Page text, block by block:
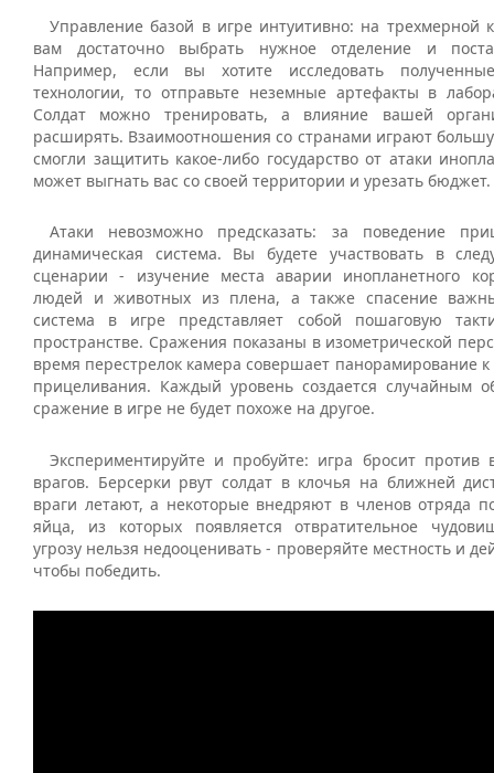
Управление базой в игре интуитивно: на трехмерной
вам достаточно выбрать нужное отделение и
Например, если вы хотите исследовать
технологии, то отправьте неземные артефакты в
Солдат можно тренировать, а влияние вашей
расширять. Взаимоотношения со странами играют
смогли защитить какое-либо государство от атаки
может выгнать вас со своей территории и урезать бюджет.
Атаки невозможно предсказать: за поведение
динамическая система. Вы будете участвовать в
сценарии - изучение места аварии инопланетного
людей и животных из плена, а также спасение
система в игре представляет собой пошаговую
пространстве. Сражения показаны в изометрической
время перестрелок камера совершает панорамирование к
прицеливания. Каждый уровень создается случайным
сражение в игре не будет похоже на другое.
Экспериментируйте и пробуйте: игра бросит против
врагов. Берсерки рвут солдат в клочья на ближней
враги летают, а некоторые внедряют в членов отряда
яйца, из которых появляется отвратительное
угрозу нельзя недооценивать - проверяйте местность и
чтобы победить.